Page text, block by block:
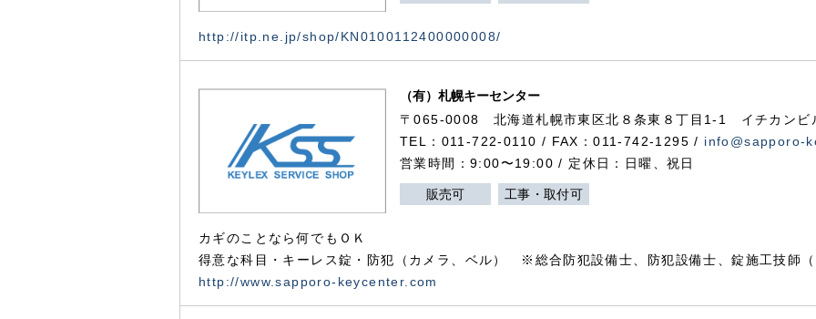
http://itp.ne.jp/shop/KN0100112400000008/
（有）札幌キーセンター
〒065-0008 北海道札幌市東区北８条東８丁目1-1 イチカンビ
TEL：011-722-0110 / FAX：011-742-1295 / info@sapporo-
営業時間：9:00〜19:00 / 定休日：日曜、祝日
販売可 工事・取付可
カギのことなら何でもＯＫ
得意な科目・キーレス錠・防犯（カメラ、ベル） ※総合防犯設備士、防犯設備士、錠施工技師
http://www.sapporo-keycenter.com